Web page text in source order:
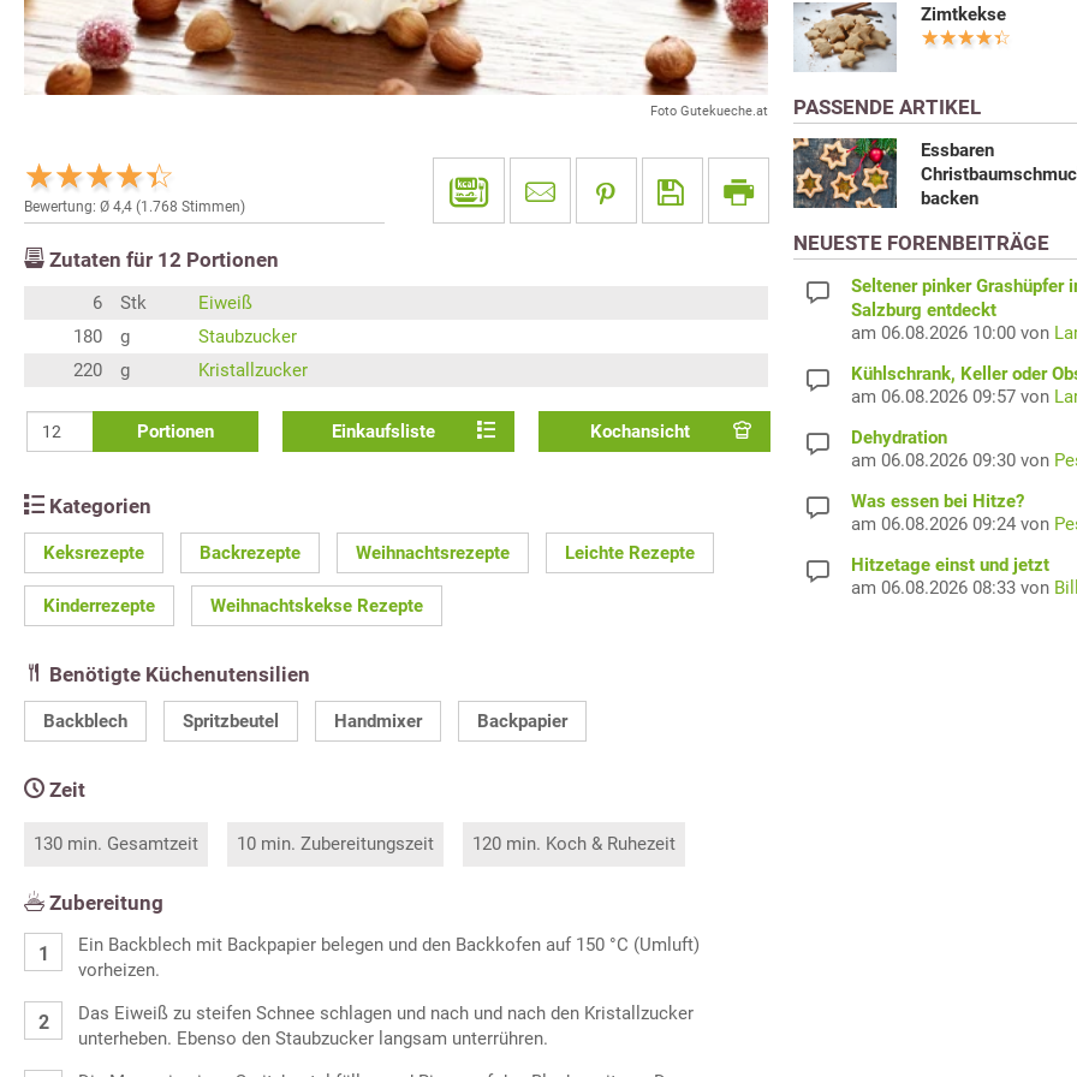
Foto Gutekueche.at
Bewertung: Ø 4,4 (1.768 Stimmen)
Zutaten für 12 Portionen
6 Stk
Eiweiß
180
g
Staubzucker
220
g Kristallzucker
Portionen Einkaufsliste Kochansicht
Kategorien
Keksrezepte Backrezepte Weihnachtsrezepte Leichte Rezepte
Kinderrezepte Weihnachtskekse Rezepte
Benötigte Küchenutensilien
Backblech Spritzbeutel Handmixer Backpapier
Zeit
130 min. Gesamtzeit 10 min. Zubereitungszeit 120 min. Koch & Ruhezeit
Zubereitung
Ein Backblech mit Backpapier belegen und den Backkofen auf 150 °C (Umluft)
vorheizen.
Das Eiweiß zu steifen Schnee schlagen und nach und nach den Kristallzucker
unterheben. Ebenso den Staubzucker langsam unterrühren.
Zimtkekse
PASSENDE ARTIKEL
Essbaren
backen
NEUESTE FORENBEITRÄGE
Seltener pinker Grashüpfer
Salzburg entdeckt
am 06.08.2026 10:00 von
Kühlschrank, Keller oder
am 06.08.2026 09:57 von
Dehydration
am 06.08.2026 09:30 von
Was essen bei Hitze?
am 06.08.2026 09:24 von
Hitzetage einst und jetzt
am 06.08.2026 08:33 von